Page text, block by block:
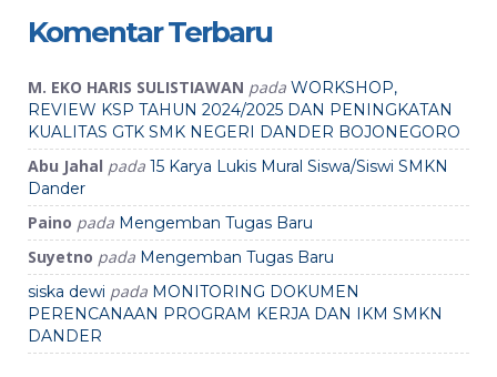
Komentar Terbaru
M. EKO HARIS SULISTIAWAN pada WORKSHOP,
REVIEW KSP TAHUN 2024/2025 DAN PENINGKATAN
KUALITAS GTK SMK NEGERI DANDER BOJONEGORO
Abu Jahal pada 15 Karya Lukis Mural Siswa/Siswi SMKN
Dander
Paino pada Mengemban Tugas Baru
Suyetno pada Mengemban Tugas Baru
siska dewi pada MONITORING DOKUMEN
PERENCANAAN PROGRAM KERJA DAN IKM SMKN
DANDER